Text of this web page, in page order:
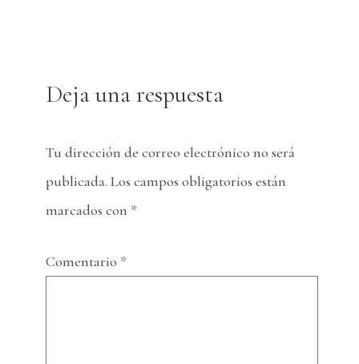
Deja una respuesta
Tu dirección de correo electrónico no será
publicada. Los campos obligatorios están
marcados con *
Comentario *